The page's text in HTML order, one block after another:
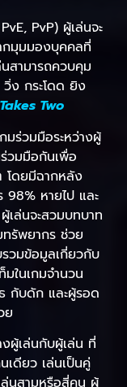
PvP) ผู้เล่นจะ
กมุมมองบุคคลที่
สามารถควบคุม
วิ่ง กระโดด ยิง
Two
ร่วมมือระหว่างผู้
วมมือกันเพื่อ
โดยมีฉากหลัง
98% หายไป และ
ล่นจะสวมบทบาท
รัพยากร ช่วย
วมข้อมูลเกี่ยวกับ
มในเกมจำนวน
กับดัก และผู้รอด
ย
ผู้เล่นกับผู้เล่น ที่
ดียว เล่นเป็นคู่
ล่นสามหรือสี่คน ผู้